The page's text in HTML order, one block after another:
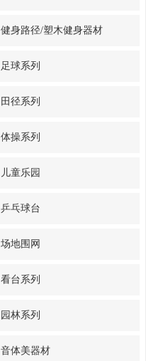
健身路径/塑木健身器材
足球系列
田径系列
体操系列
儿童乐园
乒乓球台
场地围网
看台系列
园林系列
音体美器材